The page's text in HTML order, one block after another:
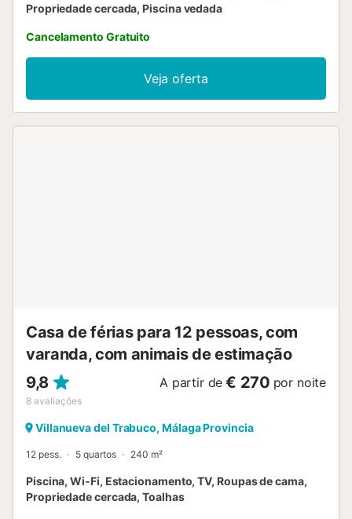
Propriedade cercada, Piscina vedada
Cancelamento Gratuito
Veja oferta
Casa de férias para 12 pessoas, com
varanda, com animais de estimação
9,8
8 avaliações
A partir de € 270 por noite
Villanueva del Trabuco, Málaga Provincia
12 pess. 5 quartos 240 m²
Piscina, Wi-Fi, Estacionamento, TV, Roupas de cama,
Propriedade cercada, Toalhas